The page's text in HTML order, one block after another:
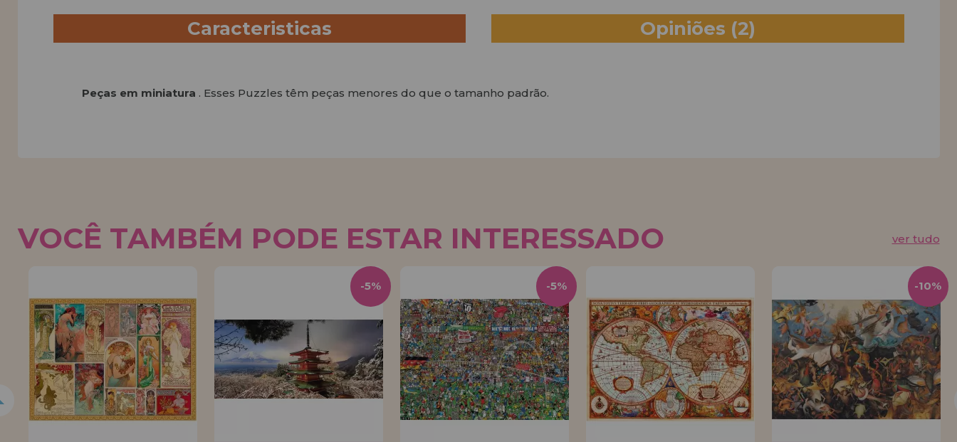
Caracteristicas Opiniões (2)
Peças em miniatura . Esses Puzzles têm peças menores do que o tamanho padrão.
VOCÊ TAMBÉM PODE ESTAR INTERESSADO ver tudo
-5% -5% -10%